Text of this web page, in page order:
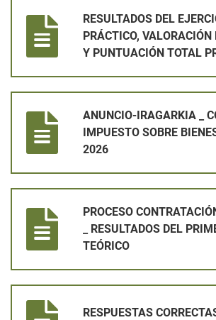
RESULTADOS DEL
PRÁCTICO, VALORACIÓN
Y PUNTUACIÓN TOTAL
ANUNCIO-IRAGARKIA _
IMPUESTO SOBRE
2026
PROCESO
_ RESULTADOS DEL
TEÓRICO
RESPUESTAS